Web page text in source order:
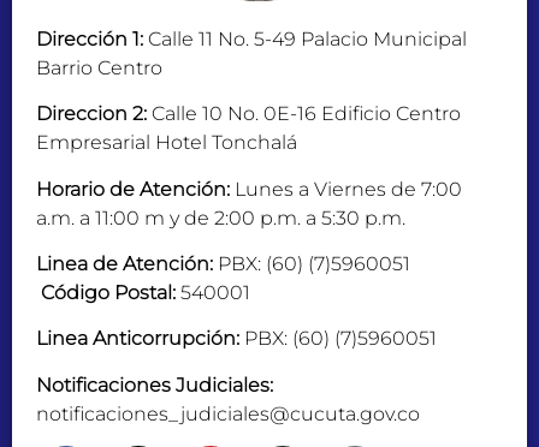
Dirección 1: Calle 11 No. 5-49 Palacio Municipal
Barrio Centro
Direccion 2: Calle 10 No. 0E-16 Edificio Centro
Empresarial Hotel Tonchalá
Horario de Atención: Lunes a Viernes de 7:00
a.m. a 11:00 m y de 2:00 p.m. a 5:30 p.m.
Linea de Atención: PBX: (60) (7)5960051
Código Postal: 540001
Linea Anticorrupción: PBX: (60) (7)5960051
Notificaciones Judiciales:
notificaciones_judiciales@cucuta.gov.co